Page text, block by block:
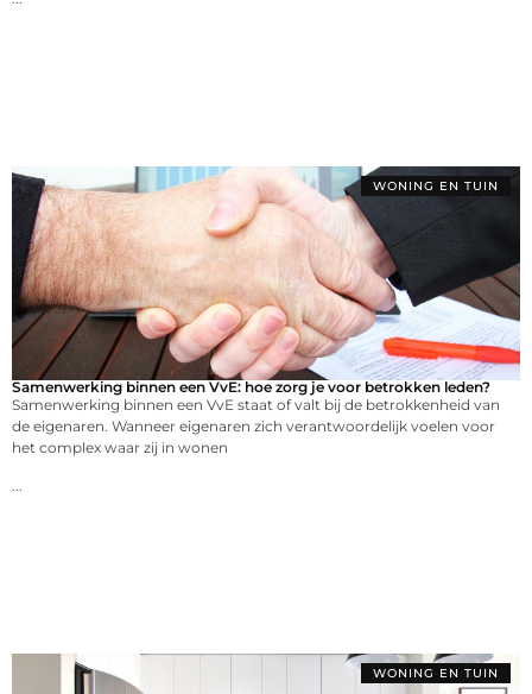
WONING EN TUIN
Samenwerking binnen een VvE: hoe zorg je voor betrokken leden?
Samenwerking binnen een VvE staat of valt bij de betrokkenheid van
de eigenaren. Wanneer eigenaren zich verantwoordelijk voelen voor
het complex waar zij in wonen
...
WONING EN TUIN